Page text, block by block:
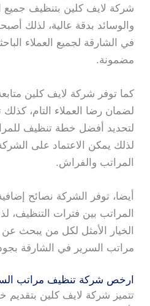
شركة لايف كلين بتنظيف جميع
والوسائد بدقة عالية، لذلك
في الشارقة لجميع العملاء
مضمونة.
كما توفر شركة لايف كلين
لضمان رضا العملاء التام،
لتحديد أفضل خطة تنظيف
لذلك يمكن الاعتماد على
المراتب والفراش.
أيضا، توفر الشركة نصائح
المراتب بين فترات التنظيف،
الخيار الأمثل لكل من يبحث
مراتب السرير في الشارقة
ارخص شركة تنظيف مراتب
تتميز شركة لايف كلين بتقديم